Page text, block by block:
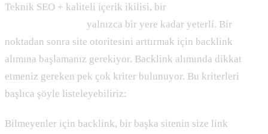
Teknik SEO + kaliteli içerik ikilisi, bir
yalnızca bir yere kadar yeterli. Bir
noktadan sonra site otoritesini arttırmak için backlink
alımına başlamanız gerekiyor. Backlink alımında dikkat
etmeniz gereken pek çok kriter bulunuyor. Bu kriterleri
başlıca şöyle listeleyebiliriz:
Bilmeyenler için backlink, bir başka sitenin size link